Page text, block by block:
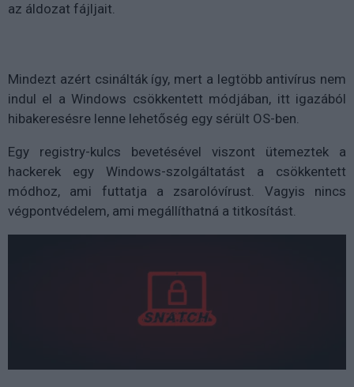
az áldozat fájljait.
Mindezt azért csinálták így, mert a legtöbb antivírus nem
indul el a Windows csökkentett módjában, itt igazából
hibakeresésre lenne lehetőség egy sérült OS-ben.
Egy registry-kulcs bevetésével viszont ütemeztek a
hackerek egy Windows-szolgáltatást a csökkentett
módhoz, ami futtatja a zsarolóvírust. Vagyis nincs
végpontvédelem, ami megállíthatná a titkosítást.